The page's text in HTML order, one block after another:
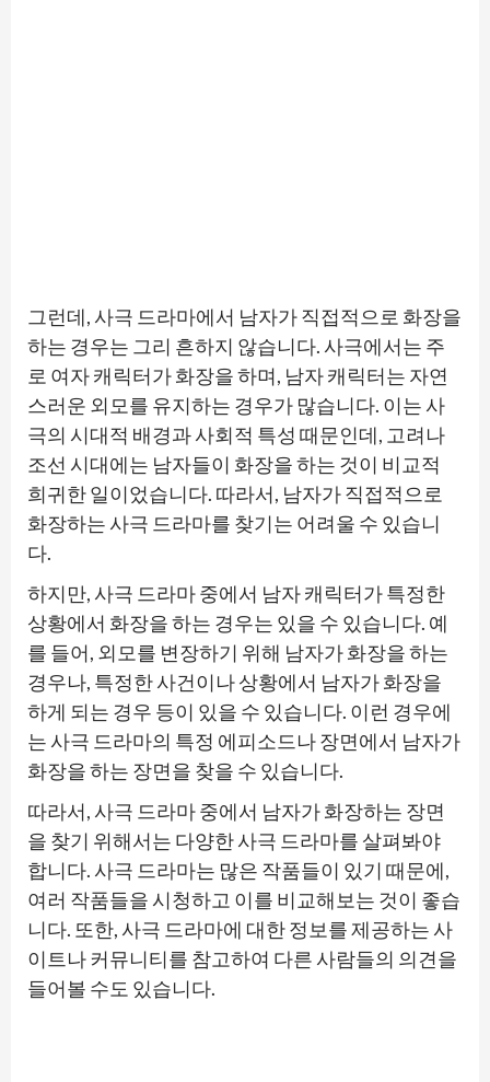
그런데, 사극 드라마에서 남자가 직접적으로 화장을
하는 경우는 그리 흔하지 않습니다. 사극에서는 주
로 여자 캐릭터가 화장을 하며, 남자 캐릭터는 자연
스러운 외모를 유지하는 경우가 많습니다. 이는 사
극의 시대적 배경과 사회적 특성 때문인데, 고려나
조선 시대에는 남자들이 화장을 하는 것이 비교적
희귀한 일이었습니다. 따라서, 남자가 직접적으로
화장하는 사극 드라마를 찾기는 어려울 수 있습니
다.
하지만, 사극 드라마 중에서 남자 캐릭터가 특정한
상황에서 화장을 하는 경우는 있을 수 있습니다. 예
를 들어, 외모를 변장하기 위해 남자가 화장을 하는
경우나, 특정한 사건이나 상황에서 남자가 화장을
하게 되는 경우 등이 있을 수 있습니다. 이런 경우에
는 사극 드라마의 특정 에피소드나 장면에서 남자가
화장을 하는 장면을 찾을 수 있습니다.
따라서, 사극 드라마 중에서 남자가 화장하는 장면
을 찾기 위해서는 다양한 사극 드라마를 살펴봐야
합니다. 사극 드라마는 많은 작품들이 있기 때문에,
여러 작품들을 시청하고 이를 비교해보는 것이 좋습
니다. 또한, 사극 드라마에 대한 정보를 제공하는 사
이트나 커뮤니티를 참고하여 다른 사람들의 의견을
들어볼 수도 있습니다.